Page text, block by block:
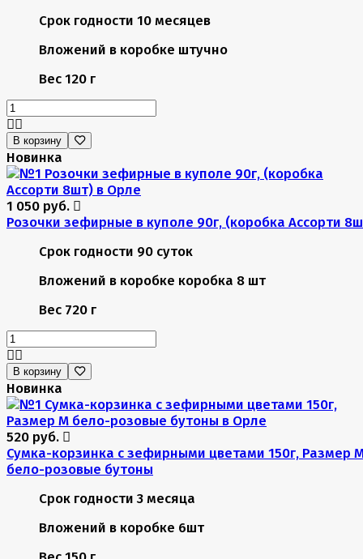
Срок годности 10 месяцев
Вложений в коробке штучно
Вес 120 г
В корзину
Новинка
1 050 руб.
Розочки зефирные в куполе 90г, (коробка Ассорти
Срок годности 90 суток
Вложений в коробке коробка 8 шт
Вес 720 г
В корзину
Новинка
520 руб.
Сумка-корзинка с зефирными цветами 150г, Размер
бело-розовые бутоны
Срок годности 3 месяца
Вложений в коробке 6шт